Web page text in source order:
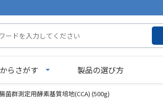
らさがす 製品の選び方
菌群測定用酵素基質培地(CCA) (500g)